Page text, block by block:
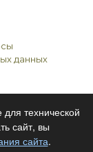
данных
технической
сайт, вы
сайта.